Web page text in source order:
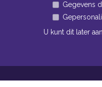
Gegevens
U kunt dit later